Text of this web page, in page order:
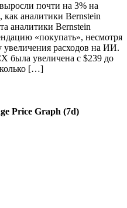
почти на 3% на
как аналитики Bernstein
аналитики Bernstein
«покупать», несмотря
увеличения расходов на ИИ.
была увеличена с $239 до
[…]
Price Graph (7d)